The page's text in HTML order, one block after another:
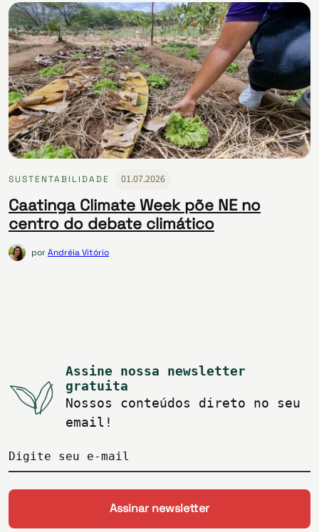
SUSTENTABILIDADE 01.07.2026
Caatinga Climate Week põe NE no
centro do debate climático
porAndréia Vitório
Assine nossa newsletter
gratuita
Nossos conteúdos direto no seu
email!
Digite seu e-mail